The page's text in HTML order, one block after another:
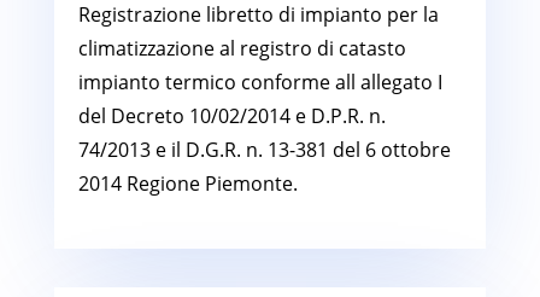
Registrazione libretto di impianto per la
climatizzazione al registro di catasto
impianto termico conforme all allegato I
del Decreto 10/02/2014 e D.P.R. n.
74/2013 e il D.G.R. n. 13-381 del 6 ottobre
2014 Regione Piemonte.